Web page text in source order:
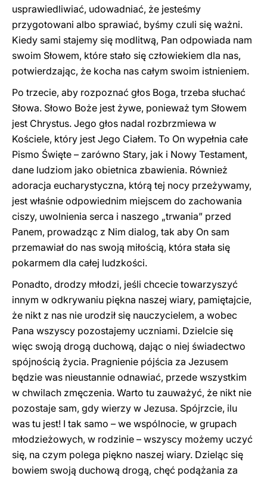
usprawiedliwiać, udowadniać, że jesteśmy
przygotowani albo sprawiać, byśmy czuli się ważni.
Kiedy sami stajemy się modlitwą, Pan odpowiada nam
swoim Słowem, które stało się człowiekiem dla nas,
potwierdzając, że kocha nas całym swoim istnieniem.
Po trzecie, aby rozpoznać głos Boga, trzeba słuchać
Słowa. Słowo Boże jest żywe, ponieważ tym Słowem
jest Chrystus. Jego głos nadal rozbrzmiewa w
Kościele, który jest Jego Ciałem. To On wypełnia całe
Pismo Święte – zarówno Stary, jak i Nowy Testament,
dane ludziom jako obietnica zbawienia. Również
adoracja eucharystyczna, którą tej nocy przeżywamy,
jest właśnie odpowiednim miejscem do zachowania
ciszy, uwolnienia serca i naszego „trwania” przed
Panem, prowadząc z Nim dialog, tak aby On sam
przemawiał do nas swoją miłością, która stała się
pokarmem dla całej ludzkości.
Ponadto, drodzy młodzi, jeśli chcecie towarzyszyć
innym w odkrywaniu piękna naszej wiary, pamiętajcie,
że nikt z nas nie urodził się nauczycielem, a wobec
Pana wszyscy pozostajemy uczniami. Dzielcie się
więc swoją drogą duchową, dając o niej świadectwo
spójnością życia. Pragnienie pójścia za Jezusem
będzie was nieustannie odnawiać, przede wszystkim
w chwilach zmęczenia. Warto tu zauważyć, że nikt nie
pozostaje sam, gdy wierzy w Jezusa. Spójrzcie, ilu
was tu jest! I tak samo – we wspólnocie, w grupach
młodzieżowych, w rodzinie – wszyscy możemy uczyć
się, na czym polega piękno naszej wiary. Dzieląc się
bowiem swoją duchową drogą, chęć podążania za